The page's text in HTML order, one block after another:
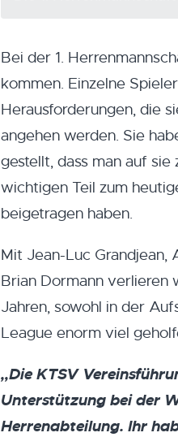
Bei der 1.
kommen. Einzelne
Herausforderungen, die
angehen werden. Sie
gestellt, dass man auf sie
wichtigen Teil zum
beigetragen haben.
Mit Jean-Luc Grandjean,
Brian Dormann verlieren
Jahren, sowohl in der
League enorm viel
„Die KTSV
Unterstützung bei der
Herrenabteilung. Ihr